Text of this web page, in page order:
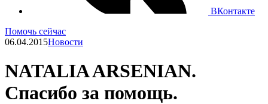
ВКонтакте
Помочь сейчас
06.04.2015Новости
NATALIA ARSENIAN.
Спасибо за помощь.